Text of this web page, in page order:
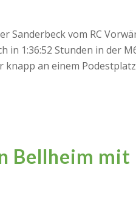
Sanderbeck vom RC
in 1:36:52 Stunden in der
knapp an einem
Bellheim mit